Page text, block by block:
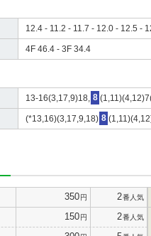
12.4 - 11.2 - 11.7 - 12.0 - 12.5 -
4F 46.4 - 3F 34.4
13-16(3,17,9)18, 8
(*13,16)(3,17,9,18) 8
350円 2番人気
150円 2番人気